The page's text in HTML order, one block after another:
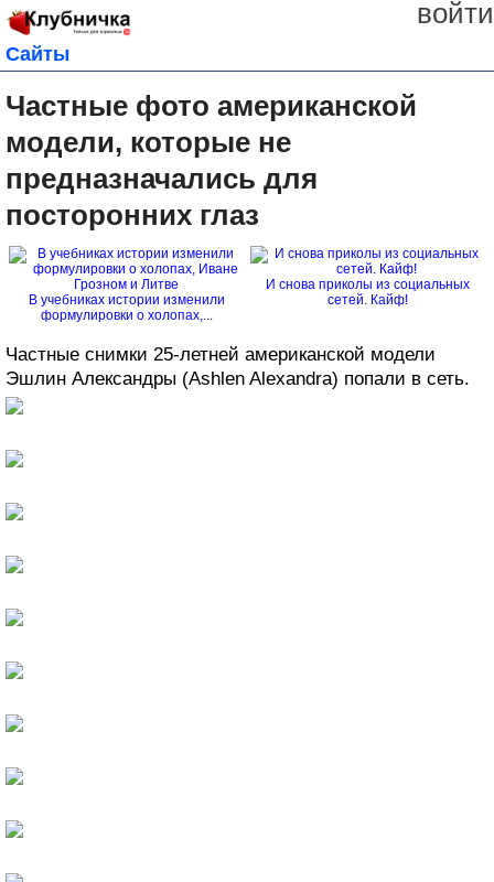
войти
Сайты
Частные фото американской
модели, которые не
предназначались для
посторонних глаз
В учебниках истории изменили
формулировки о холопах,...
И снова приколы из социальных
сетей. Кайф!
Частные снимки 25-летней американской модели
Эшлин Александры (Ashlen Alexandra) попали в сеть.